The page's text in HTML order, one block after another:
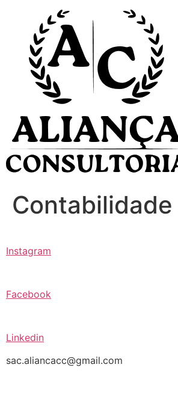
conteúdo
Contabilidade
Instagram
Facebook
Linkedin
sac.aliancacc@gmail.com